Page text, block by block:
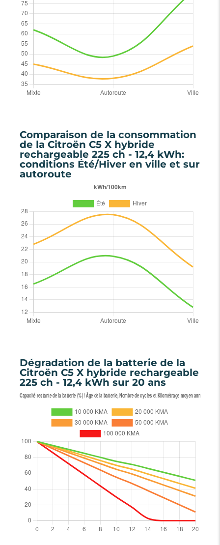
Comparaison de la consommation
de la Citroën C5 X hybride
rechargeable 225 ch - 12,4 kWh:
conditions Été/Hiver en ville et sur
autoroute
Dégradation de la batterie de la
Citroën C5 X hybride rechargeable
225 ch - 12,4 kWh sur 20 ans